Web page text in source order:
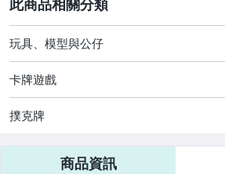
圖書/影音/文具
居家、家具與園藝
玩具、模型與公仔
偶像、球員卡與郵幣
玩具、模型與公仔
卡牌遊戲
撲克牌
商品資訊